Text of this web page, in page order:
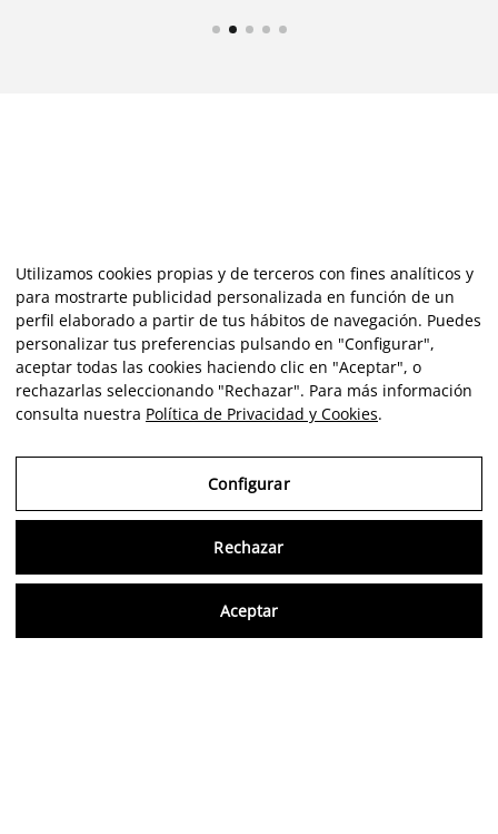
Utilizamos cookies propias y de terceros con fines analíticos y
para mostrarte publicidad personalizada en función de un
perfil elaborado a partir de tus hábitos de navegación. Puedes
personalizar tus preferencias pulsando en "Configurar",
aceptar todas las cookies haciendo clic en "Aceptar", o
rechazarlas seleccionando "Rechazar". Para más información
consulta nuestra Política de Privacidad y Cookies.
Configurar
Rechazar
Aceptar